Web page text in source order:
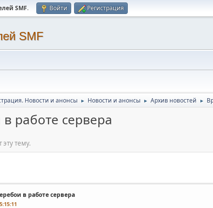
SMF. Войти Регистрация
SMF
Новости и анонсы ► Новости и анонсы ► Архив новостей ►
работе сервера
тему.
в работе сервера